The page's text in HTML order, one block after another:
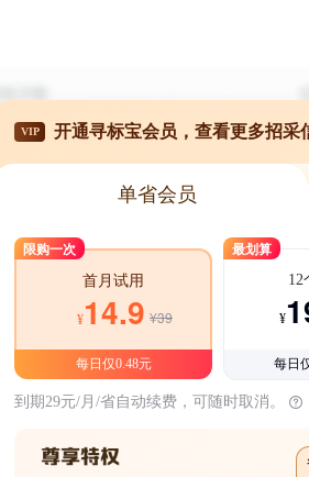
VIP 开通寻标宝会员，查看更多招采
单省会员
限购一次
首月试用
¥14.9 ¥39
每日仅0.48元
最划算
12
¥
每日
到期29元/月/省自动续费，可随时取消。